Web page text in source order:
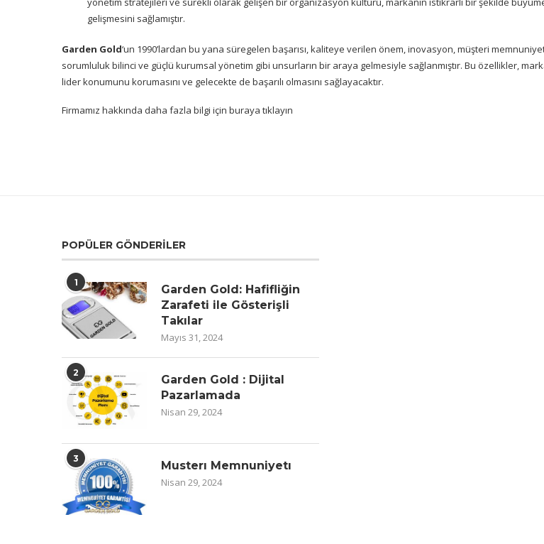
gelişmesini sağlamıştır.
Garden Gold‘un 1990’lardan bu yana süregelen başarısı, kaliteye verilen önem, inovasyon, müşteri
sorumluluk bilinci ve güçlü kurumsal yönetim gibi unsurların bir araya gelmesiyle sağlanmıştır. Bu özellikler,
lider konumunu korumasını ve gelecekte de başarılı olmasını sağlayacaktır.
Firmamız hakkında daha fazla bilgi için buraya tıklayın
POPÜLER GÖNDERILER
1
Garden Gold: Hafifliğin
Zarafeti ile Gösterişli
Takılar
Mayıs 31, 2024
2
Garden Gold : Dijital
Pazarlamada
Nisan 29, 2024
3 Musterı Memnuniyetı
Nisan 29, 2024